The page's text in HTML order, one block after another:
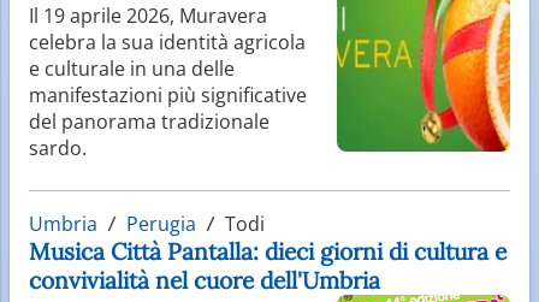
Il 19 aprile 2026, Muravera
celebra la sua identità agricola
e culturale in una delle
manifestazioni più significative
del panorama tradizionale
sardo.
Umbria Perugia Todi
Musica Città Pantalla: dieci giorni di cultura e
convivialità nel cuore dell'Umbria